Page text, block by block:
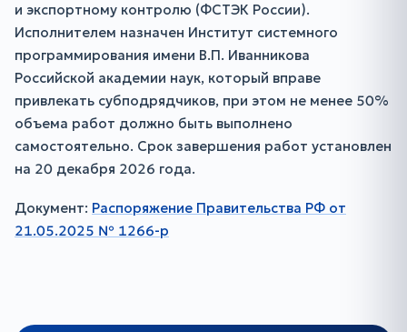
и экспортному контролю (ФСТЭК России).
Исполнителем назначен Институт системного
программирования имени В.П. Иванникова
Российской академии наук, который вправе
привлекать субподрядчиков, при этом не менее 50%
объема работ должно быть выполнено
самостоятельно. Срок завершения работ установлен
на 20 декабря 2026 года.
Документ: Распоряжение Правительства РФ от
21.05.2025 № 1266-р